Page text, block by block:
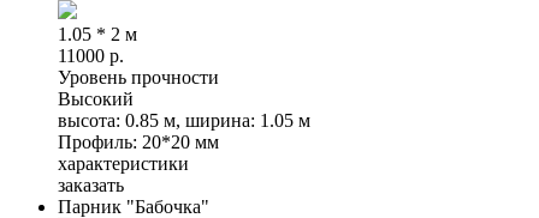
1.05 * 2 м
11000 р.
Уровень прочности
Высокий
высота: 0.85 м, ширина: 1.05 м
Профиль: 20*20 мм
характеристики
заказать
Парник "Бабочка"